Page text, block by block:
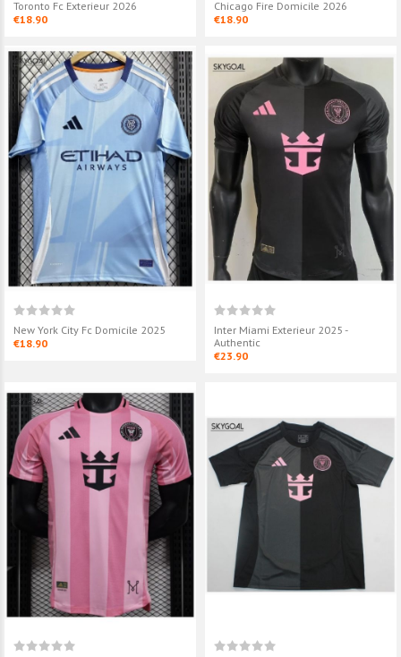
Chicago Fire Domicile 2026
€18.90
Atlanta United Exterieur 2024 -
Authentic
€23.90
€18.90
Inter Miami
Authentic
€23.90
Inter Miami
€18.90
€18.90
Toronto Fc Exterieur 2026
€18.90
Chicago Fire Domicile 2026
€18.90
New York City Fc Domicile 2025
€18.90
Inter Miami Exterieur 2025 -
Authentic
€23.90